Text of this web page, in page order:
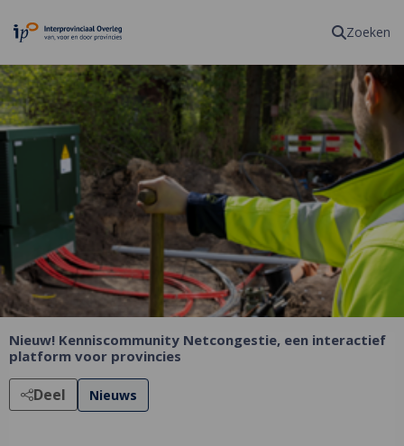
Homepagina Zoeken
Nieuw! Kenniscommunity Netcongestie, een interactief
platform voor provincies
Deel Nieuws